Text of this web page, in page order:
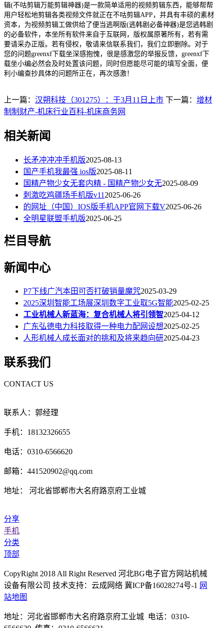
辑(不咕剪辑万能剪辑神器)是一款简单适用的视频剪辑东西，能够帮帮
用户轻松地剪辑各类视频文件就正在不咕剪辑APP，并具有丰硕的素材
资本，为视频剪辑工做供给了便当逃啊版(逃韩剧必备神器)是您逃韩剧
的必备软件，本坐所有软件来自于互联网，版权属原著所有，若有需
要请采办正版。若有侵权，敬请来信联系我们，我们立即删除。对于
您的问题greenxf下载坐深感抱愧，很是感激您的举报反馈，greenxf下
载坐小编必然会及时处置该问题，同时但愿能尽可能的填写全面，便
利小编查抄具体的问题所正在，再次感激！
上一篇： 汉朔科技（301275）：于3月11日上市 下一篇： 增材
制制财产-机床行业百科-机床商务网
相关新闻
长矛冲冲冲手机版2025-08-13
国产手机我最强 ios版2025-08-11
国精产物少女无套内精 - 国精产物少女无2025-08-09
刺激吃鸡疆场手机版v11 2025-06-26
的网址（中国）IOS版手机APP官网下载V2025-06-26
全明星联盟手机版2025-06-25
栏目导航
新闻中心
P7下线广汽本田可否打破销量魔咒2025-03-29
2025深圳智能工场展深圳数字工业取5G智能2025-02-25
工业机械人新蓝海：复合机械人将引领智2025-04-12
广东弘德电力科技取得一种电力配网设想2025-02-25
人形机械人成长面对的挑和及将来趋向研2025-04-23
联系我们
CONTACT US
联系人：郭经理
手机：18132326655
电话：0310-6566620
邮箱：441520902@qq.com
地址： 河北省邯郸市大名府路京府工业城
分享
手机
分类
顶部
CopyRight 2018 All Right Reserved 河北BG电子官方网站机械
设备有限公司 技术支持：云成网络 冀ICP备16028274号-1 网
站地图
地址：河北省邯郸市大名府路京府工业城 电话：0310-